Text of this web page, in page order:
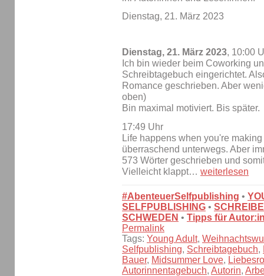
Dienstag, 21. März 2023
Dienstag, 21. März 2023, 10:00
Ich bin wieder beim Coworking
Schreibtagebuch eingerichtet.
Romance geschrieben. Aber
oben)
Bin maximal motiviert. Bis später.
17:49 Uhr
Life happens when you're
überraschend unterwegs. Aber
573 Wörter geschrieben und
Vielleicht klappt… weiterlesen
#AbenteuerSelfpublishing •
SELFPUBLISHING •
SCHWEDEN • Tipps für
Permalink
Tags: Young Adult,
Selfpublishing, Schreibtagebuch,
Bauer, Midsummer Love,
Autorinnentagebuch, Autorin,